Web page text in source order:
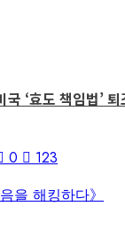
국 ‘효도 책임법’
0
123
을 해킹하다》